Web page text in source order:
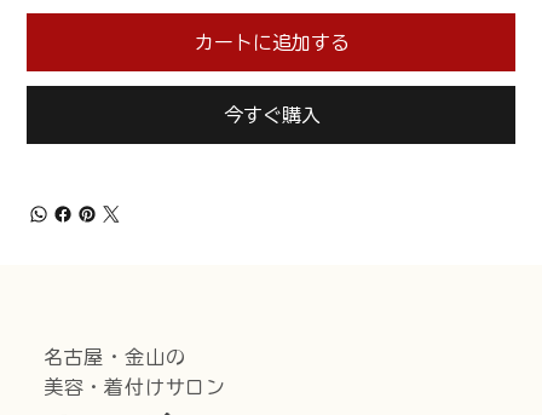
カートに追加する
今すぐ購入
名古屋・金山の
美容・着付けサロン